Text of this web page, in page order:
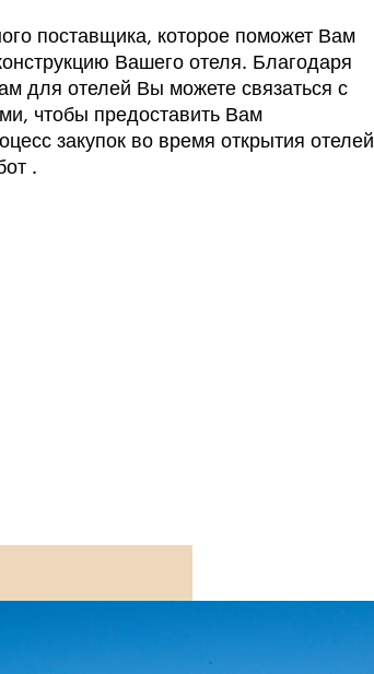
поставщика, которое поможет Вам
Вашего отеля. Благодаря
для отелей Вы можете связаться с
чтобы предоставить Вам
закупок во время открытия отелей
.